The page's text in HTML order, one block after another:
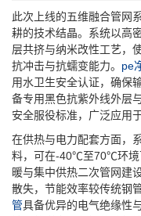
此次上线的五维融合管网
耕的技术结晶。系统以高
层共挤与纳米改性工艺，
抗冲击与抗蠕变能力。 pe
用水卫生安全认证，确保
备专用黑色抗紫外线外层
安全服役标准，广泛应用
在供热与电力配套方面，
料，可在-40℃至70℃环境
暖与集中供热二次管网建
散失，节能效率较传统钢
管具备优异的电气绝缘性